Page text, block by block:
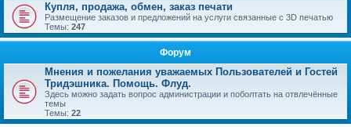
Купля, продажа, обмен, заказ печати
Размещение заказов и предложений на услуги связанные с 3D печатью
Темы: 247
Форум
Мнения и пожелания уважаемых Пользователей и Гостей
Тридэшника. Помощь. Флуд.
Здесь можно задать вопрос администрации и поболтать на отвлечённые
темы
Темы: 22